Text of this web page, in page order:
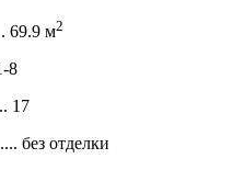
69.9 м2
8
17
без отделки